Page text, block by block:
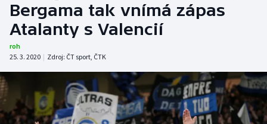
Tenis
Atletika
Cyklistika
DALŠÍ SPORTY
Bergama tak vnímá zápas
Atalanty s Valencií
roh
25. 3. 2020 | Zdroj: ČT sport, ČTK